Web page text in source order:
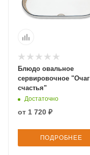
Блюдо овальное
сервировочное "Очаг
счастья"
Достаточно
от 1 720 ₽
ПОДРОБНЕЕ